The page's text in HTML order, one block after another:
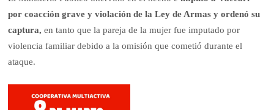
por coacción grave y violación de la Ley de Armas y ordenó su
captura, en tanto que la pareja de la mujer fue imputado por
violencia familiar debido a la omisión que cometió durante el
ataque.